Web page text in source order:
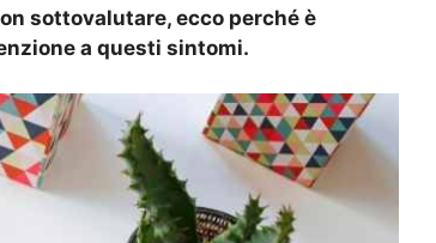
sottovalutare, ecco perché è
a questi sintomi.